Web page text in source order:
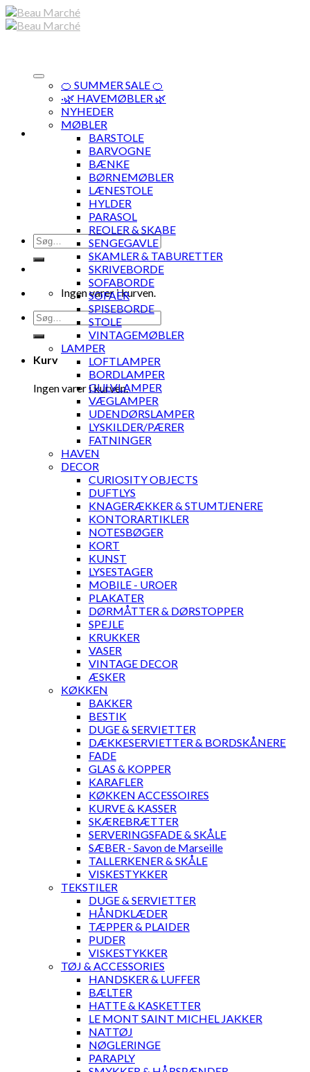
Skip
to
Søg
efter:
Ingen varer i kurven.
Søg
efter:
Kurv
Ingen varer i kurven.
🍊 SUMMER SALE 🍊
·🌿 HAVEMØBLER 🌿
NYHEDER
MØBLER
BARSTOLE
BARVOGNE
BÆNKE
BØRNEMØBLER
LÆNESTOLE
HYLDER
PARASOL
REOLER & SKABE
SENGEGAVLE
SKAMLER & TABURETTER
SKRIVEBORDE
SOFABORDE
SOFAER
SPISEBORDE
STOLE
VINTAGEMØBLER
LAMPER
LOFTLAMPER
BORDLAMPER
GULVLAMPER
VÆGLAMPER
UDENDØRSLAMPER
LYSKILDER/PÆRER
FATNINGER
HAVEN
DECOR
CURIOSITY OBJECTS
DUFTLYS
KNAGERÆKKER & STUMTJENERE
KONTORARTIKLER
NOTESBØGER
KORT
KUNST
LYSESTAGER
MOBILE - UROER
PLAKATER
DØRMÅTTER & DØRSTOPPER
SPEJLE
KRUKKER
VASER
VINTAGE DECOR
ÆSKER
KØKKEN
BAKKER
BESTIK
DUGE & SERVIETTER
DÆKKESERVIETTER & BORDSKÅNERE
FADE
GLAS & KOPPER
KARAFLER
KØKKEN ACCESSOIRES
KURVE & KASSER
SKÆREBRÆTTER
SERVERINGSFADE & SKÅLE
SÆBER - Savon de Marseille
TALLERKENER & SKÅLE
VISKESTYKKER
TEKSTILER
DUGE & SERVIETTER
HÅNDKLÆDER
TÆPPER & PLAIDER
PUDER
VISKESTYKKER
TØJ & ACCESSORIES
HANDSKER & LUFFER
BÆLTER
HATTE & KASKETTER
LE MONT SAINT MICHEL JAKKER
NATTØJ
NØGLERINGE
PARAPLY